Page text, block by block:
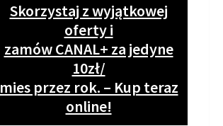
Skorzystaj z wyjątkowej
oferty i
zamów CANAL+ za jedyne
10zł/
mies przez rok. – Kup teraz
online!